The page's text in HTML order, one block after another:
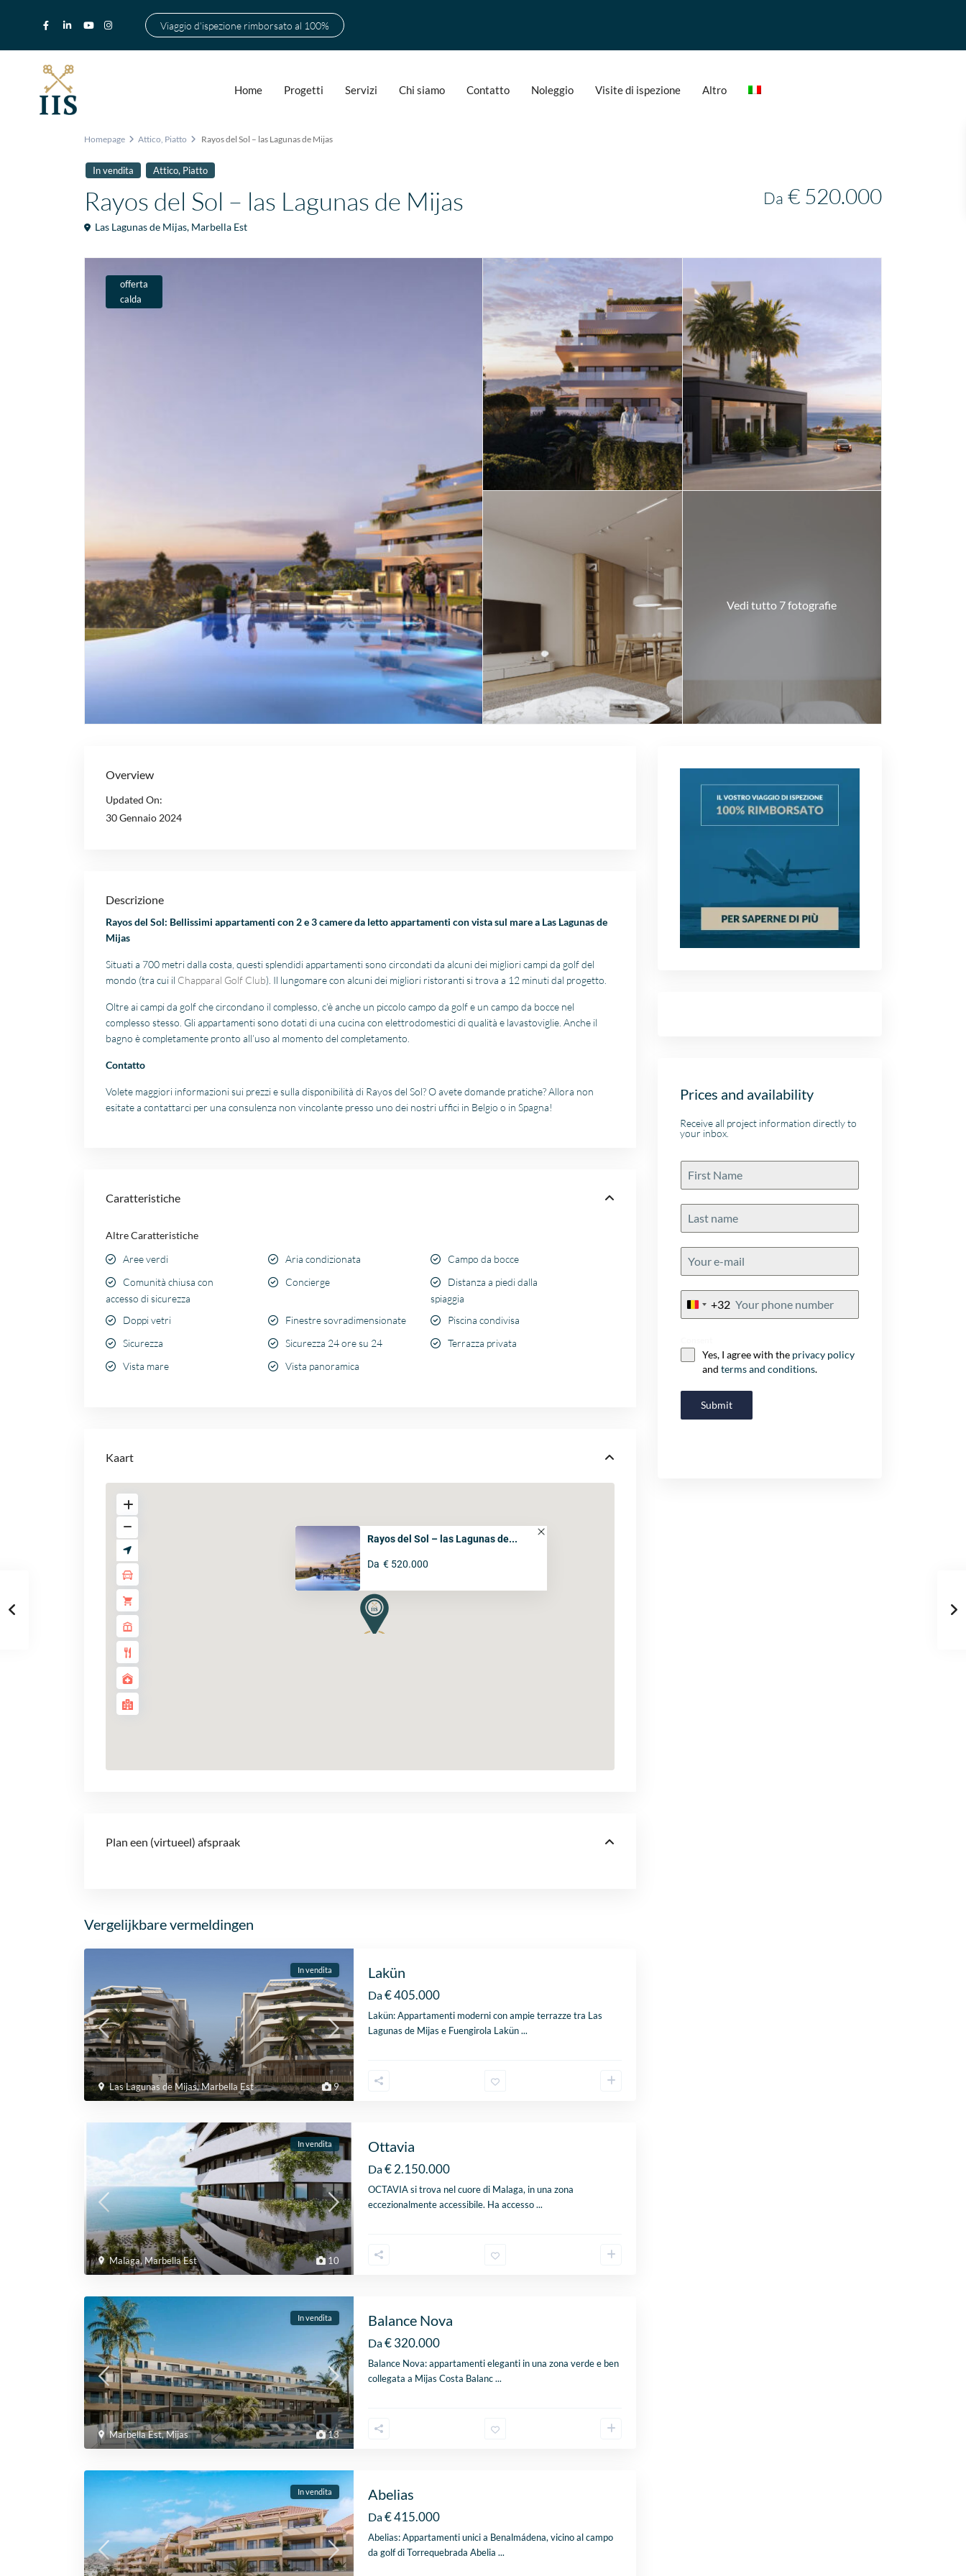
Viaggio d'ispezione rimborsato al 100%
Home Progetti Servizi Chi siamo Contatto Noleggio Visite di ispezione Altro
Homepage Attico, Piatto Rayos del Sol – las Lagunas de Mijas
In vendita Attico, Piatto
Rayos del Sol – las Lagunas de Mijas Da € 520.000
Las Lagunas de Mijas, Marbella Est
offerta
calda
Vedi tutto 7 fotografie
Overview
Updated On:
30 Gennaio 2024
Descrizione
Rayos del Sol: Bellissimi appartamenti con 2 e 3 camere da lettoappartamenti con vista sul mare a Las Lagunas de
Mijas
Situati a 700 metri dalla costa, questi splendidi appartamenti sono circondati da alcuni dei migliori campi da golf del
mondo (tra cui il Chapparal Golf Club). Il lungomare con alcuni dei migliori ristoranti si trova a 12 minuti dal progetto.
Oltre ai campi da golf che circondano il complesso, c’è anche un piccolo campo da golf e un campo da bocce nel
complesso stesso. Gli appartamenti sono dotati di una cucina con elettrodomestici di qualità e lavastoviglie. Anche il
bagno è completamente pronto all’uso al momento del completamento.
Contatto
Volete maggiori informazioni sui prezzi e sulla disponibilità di Rayos del Sol? O avete domande pratiche? Allora non
esitate a contattarci per una consulenza non vincolante presso uno dei nostri uffici in Belgio o in Spagna!
Caratteristiche
Altre Caratteristiche
Aree verdi
Aria condizionata
Campo da bocce
Comunità chiusa con
accesso di sicurezza
Concierge
Distanza a piedi dalla
spiaggia
Doppi vetri
Finestre sovradimensionate
Piscina condivisa
Sicurezza
Sicurezza 24 ore su 24
Terrazza privata
Vista mare
Vista panoramica
Kaart
Rayos del Sol – las Lagunas de...
Da € 520.000
Plan een (virtueel) afspraak
Vergelijkbare vermeldingen
9
Las Lagunas de Mijas,Marbella Est
In vendita Lakün
Da€ 405.000
Lakün: Appartamenti moderni con ampie terrazze tra Las
Lagunas de Mijas e Fuengirola Lakün...
10
Malaga, Marbella Est
In vendita Ottavia
Da€ 2.150.000
OCTAVIA si trova nel cuore di Malaga, in una zona
eccezionalmente accessibile. Ha accesso...
13
Marbella Est,Mijas
In vendita Balance Nova
Da€ 320.000
Balance Nova: appartamenti eleganti in una zona verde e ben
collegata a Mijas Costa Balanc...
In vendita Abelias
Da€ 415.000
Abelias: Appartamenti unici a Benalmádena, vicino al campo
da golf di Torrequebrada Abelia ...
Prices and availability
Receive all project information directly to
your inbox.
Belgium
+32
Yes, I agree with the privacy policy
and terms and conditions.
Submit